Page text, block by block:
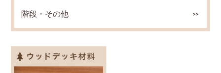
階段・その他